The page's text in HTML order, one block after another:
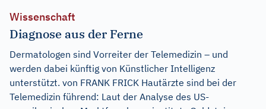
Wissenschaft
Diagnose aus der Ferne
Dermatologen sind Vorreiter der Telemedizin – und
werden dabei künftig von Künstlicher Intelligenz
unterstützt. von FRANK FRICK Hautärzte sind bei der
Telemedizin führend: Laut der Analyse des US-